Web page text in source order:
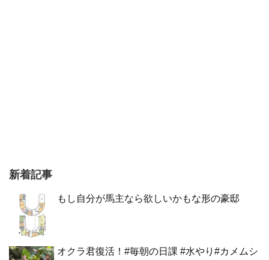
新着記事
もし自分が馬主なら欲しいかもな形の豪邸
オクラ君復活！#毎朝の日課 #水やり#カメムシ